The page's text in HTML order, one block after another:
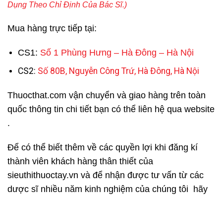
Dụng Theo Chỉ Định Của Bác Sĩ.)
Mua hàng trực tiếp tại:
CS1: Số 1 Phùng Hưng – Hà Đông – Hà Nội
CS2: Số 80B, Nguyễn Công Trứ, Hà Đông, Hà Nội
Thuocthat.com vận chuyển và giao hàng trên toàn
quốc thông tin chi tiết bạn có thể liên hệ qua website
.
Để có thể biết thêm về các quyền lợi khi đăng kí
thành viên khách hàng thân thiết của
sieuthithuoctay.vn và để nhận được tư vấn từ các
dược sĩ nhiều năm kinh nghiệm của chúng tôi hãy